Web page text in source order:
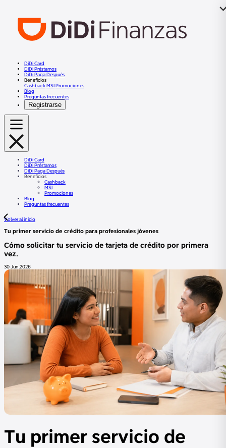
DiDi Card
DiDi Préstamos
DiDi Paga Después
Beneficios
CashbackMSIPromociones
Blog
Preguntas frecuentes
Registrarse
DiDi Card
DiDi Préstamos
DiDi Paga Después
Beneficios
Cashback
MSI
Promociones
Blog
Preguntas frecuentes
Volver al inicio
Tu primer servicio de crédito para profesionales jóvenes
Cómo solicitar tu servicio de tarjeta de crédito por primera
vez.
30 Jun.2026
Tu primer servicio de